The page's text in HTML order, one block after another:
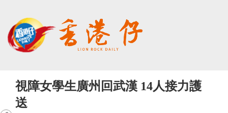
視障女學生廣州回武漢 14人接力護
送